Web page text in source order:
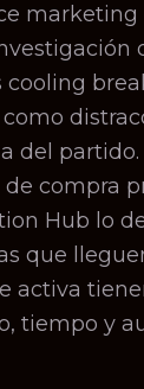
del partido.
compra
Hub lo
que
activa
tiempo y